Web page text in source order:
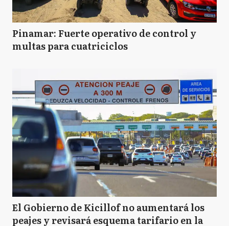
Pinamar: Fuerte operativo de control y
multas para cuatriciclos
El Gobierno de Kicillof no aumentará los
peajes y revisará esquema tarifario en la